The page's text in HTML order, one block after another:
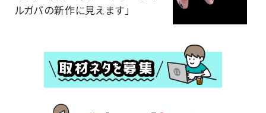
ルガバの新作に見えます」